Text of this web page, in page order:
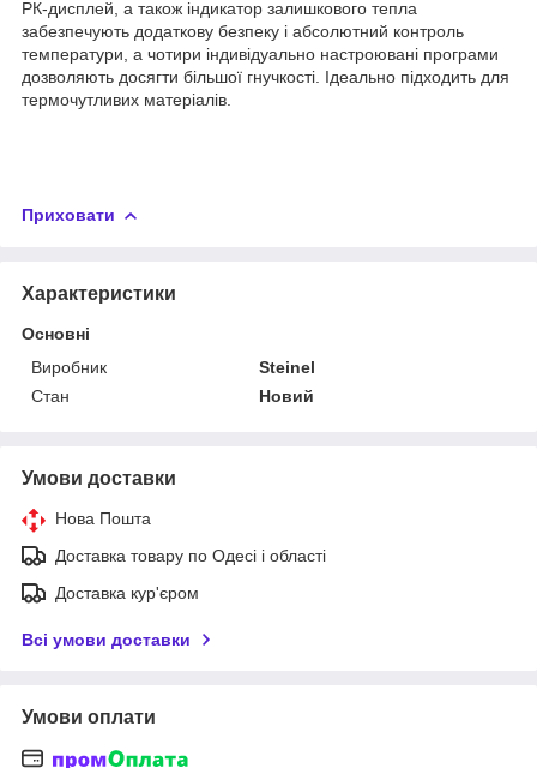
РК-дисплей, а також індикатор залишкового тепла
забезпечують додаткову безпеку і абсолютний контроль
температури, а чотири індивідуально настроювані програми
дозволяють досягти більшої гнучкості. Ідеально підходить для
термочутливих матеріалів.
Приховати
Характеристики
Основні
Виробник
Steinel
Стан
Новий
Умови доставки
Нова Пошта
Доставка товару по Одесі і області
Доставка кур'єром
Всі умови доставки
Умови оплати